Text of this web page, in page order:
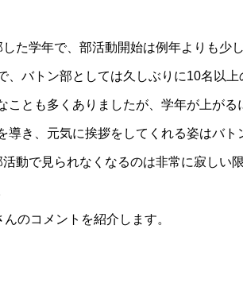
た学年で、部活動開始は例年よりも少
、バトン部としては久しぶりに10名以
ことも多くありましたが、学年が上が
導き、元気に挨拶をしてくれる姿はバ
動で見られなくなるのは非常に寂しい
のコメントを紹介します。